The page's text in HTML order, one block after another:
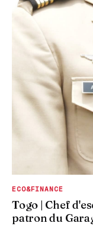
ECO&FINANCE
Togo | Chef
patron du